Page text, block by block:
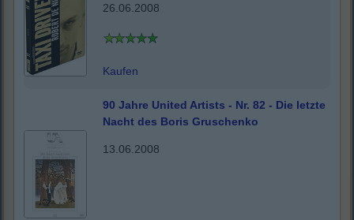
26.06.2008
Kaufen
90 Jahre United Artists - Nr. 82 - Die letzte
Nacht des Boris Gruschenko
13.06.2008